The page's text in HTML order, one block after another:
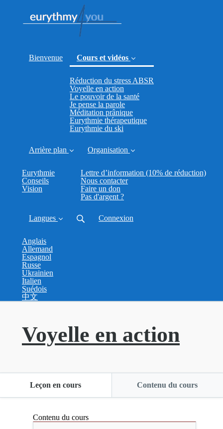
Bienvenue Cours et vidéos
Réduction du stress ABSR
Voyelle en action
Le pouvoir de la santé
Je pense la parole
Méditation prânique
Eurythmie thérapeutique
Eurythmie du ski
Arrière plan
Eurythmie
Conseils
Vision
Organisation
Lettre d’information (10% de réduction)
Nous contacter
Faire un don
Pas d'argent ?
Langues
Anglais
Allemand
Espagnol
Russe
Ukrainien
Italien
Suédois
中文
Connexion
Voyelle en action
Leçon en cours Contenu du cours
Contenu du cours